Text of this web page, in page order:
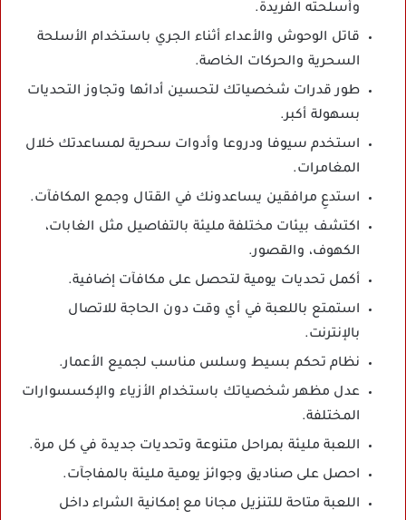
وأسلحته الفريدة.
قاتل الوحوش والأعداء أثناء الجري باستخدام الأسلحة
السحرية والحركات الخاصة.
طور قدرات شخصياتك لتحسين أدائها وتجاوز التحديات
بسهولة أكبر.
استخدم سيوفا ودروعا وأدوات سحرية لمساعدتك خلال
المغامرات.
استدعِ مرافقين يساعدونك في القتال وجمع المكافآت.
اكتشف بيئات مختلفة مليئة بالتفاصيل مثل الغابات،
الكهوف، والقصور.
أكمل تحديات يومية لتحصل على مكافآت إضافية.
استمتع باللعبة في أي وقت دون الحاجة للاتصال
بالإنترنت.
نظام تحكم بسيط وسلس مناسب لجميع الأعمار.
عدل مظهر شخصياتك باستخدام الأزياء والإكسسوارات
المختلفة.
اللعبة مليئة بمراحل متنوعة وتحديات جديدة في كل مرة.
احصل على صناديق وجوائز يومية مليئة بالمفاجآت.
اللعبة متاحة للتنزيل مجانا مع إمكانية الشراء داخل